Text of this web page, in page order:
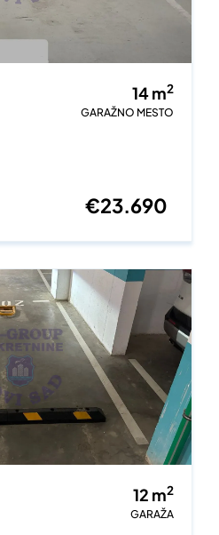
14m2
GARAŽNO MESTO
€23.690
12 m2
GARAŽA